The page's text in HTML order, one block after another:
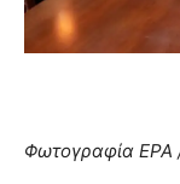
Φωτογραφία